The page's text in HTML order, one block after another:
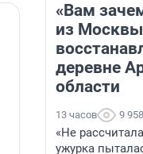
«Вам
из Москвы
деревне
области
13 часов 9 958
«Не
ужурка